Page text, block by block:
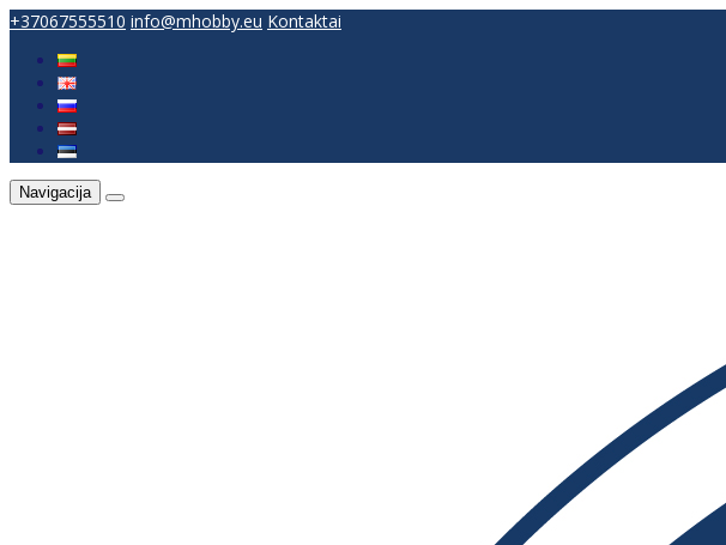
+37067555510 info@mhobby.eu Kontaktai
Navigacija